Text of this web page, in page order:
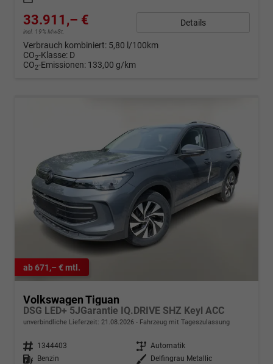
33.911,– €
incl. 19% MwSt.
Details
Verbrauch kombiniert: 5,80 l/100km
CO2-Klasse: D
CO2-Emissionen: 133,00 g/km
ab 671,– € mtl.
Volkswagen Tiguan
DSG LED+ 5JGarantie IQ.DRIVE SHZ Keyl ACC
unverbindliche Lieferzeit: 21.08.2026 Fahrzeug mit Tageszulassung
Fahrzeugnr. 1344403 Getriebe Automatik
Kraftstoff
Benzin Außenfarbe
Delfingrau Metallic